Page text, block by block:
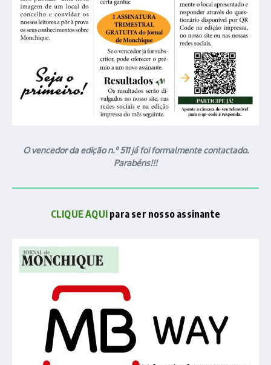
O vencedor da edição n.º 511 já foi formalmente contactado.
Parabéns!!!
CLIQUE AQUI para ser nosso assinante